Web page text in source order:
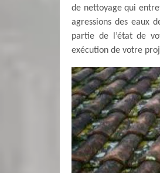
de nettoyage qui
agressions des eaux
partie de l’état de
exécution de votre